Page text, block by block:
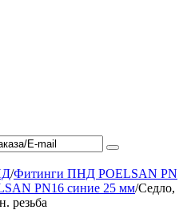
/Фитинги ПНД POELSAN PN
PN16 синие 25 мм/Седло,
резьба